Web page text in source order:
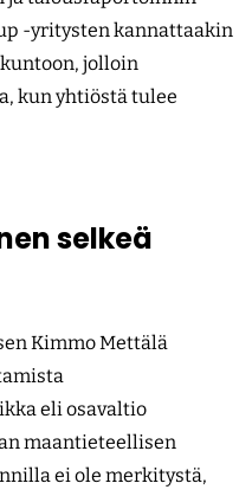
-yritysten kannattaakin
jolloin
kun yhtiöstä tulee
selkeä
Kimmo Mettälä
eli osavaltio
maantieteellisen
ei ole merkitystä,